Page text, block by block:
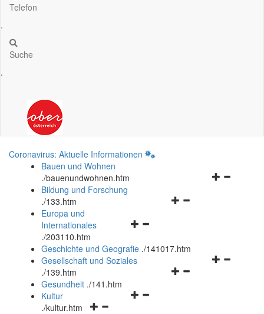
Telefon
.
Suche
.
Coronavirus: Aktuelle Informationen
Bauen und Wohnen
./bauenundwohnen.htm
Navigationsmenü
Bildung und Forschung
./133.htm
Navigationsmenü
und
schließen
Europa und
Internationales
./203110.htm
Geschichte und Geografie ./141017.htm
Navigationsmenü
Gesellschaft und Soziales
./139.htm
Navigationsmenü
Gesundheit ./141.htm
Navigationsmenü
Kultur
./kultur.htm